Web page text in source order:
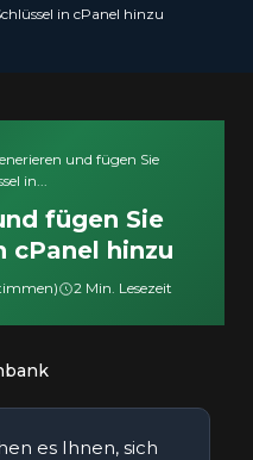
in cPanel hinzu
und fügen Sie
in...
fügen Sie
cPanel hinzu
2 Min. Lesezeit
es Ihnen, sich